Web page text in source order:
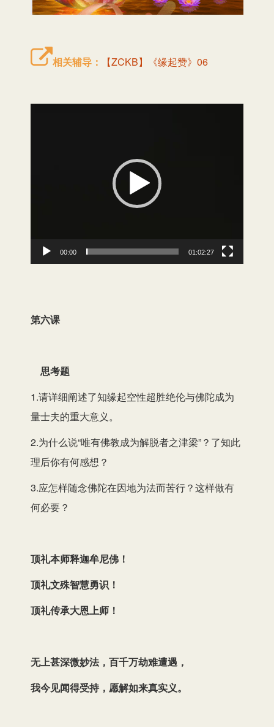
相关辅导： 【ZCKB】《缘起赞》06
00:00 01:02:27
第六课
思考题
1.请详细阐述了知缘起空性超胜绝伦与佛陀成为
量士夫的重大意义。
2.为什么说“唯有佛教成为解脱者之津梁”？了知此
理后你有何感想？
3.应怎样随念佛陀在因地为法而苦行？这样做有
何必要？
顶礼本师释迦牟尼佛！
顶礼文殊智慧勇识！
顶礼传承大恩上师！
无上甚深微妙法，百千万劫难遭遇，
我今见闻得受持，愿解如来真实义。